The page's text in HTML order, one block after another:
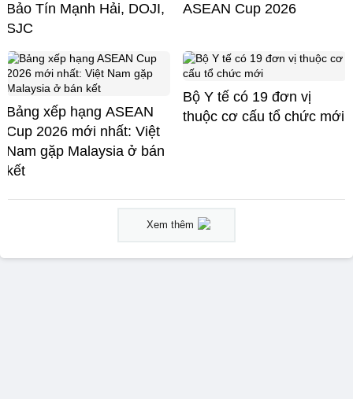
Bảo Tín Mạnh Hải, DOJI,
SJC
ASEAN Cup 2026
Bảng xếp hạng ASEAN
Cup 2026 mới nhất: Việt
Nam gặp Malaysia ở bán
kết
Bộ Y tế có 19 đơn vị
thuộc cơ cấu tổ chức mới
Xem thêm